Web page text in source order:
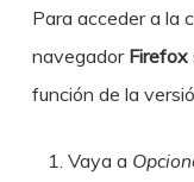
Para acceder a la
navegador Firefox
función de la
Vaya a